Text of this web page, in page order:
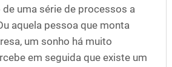
uma série de processos a
aquela pessoa que monta
um sonho há muito
em seguida que existe um